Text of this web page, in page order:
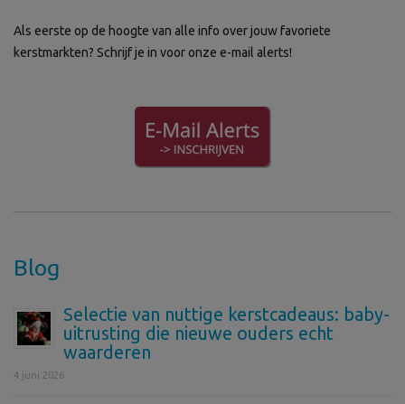
Als eerste op de hoogte van alle info over jouw favoriete
kerstmarkten? Schrijf je in voor onze e-mail alerts!
Blog
Selectie van nuttige kerstcadeaus: baby-
uitrusting die nieuwe ouders echt
waarderen
4 juni 2026